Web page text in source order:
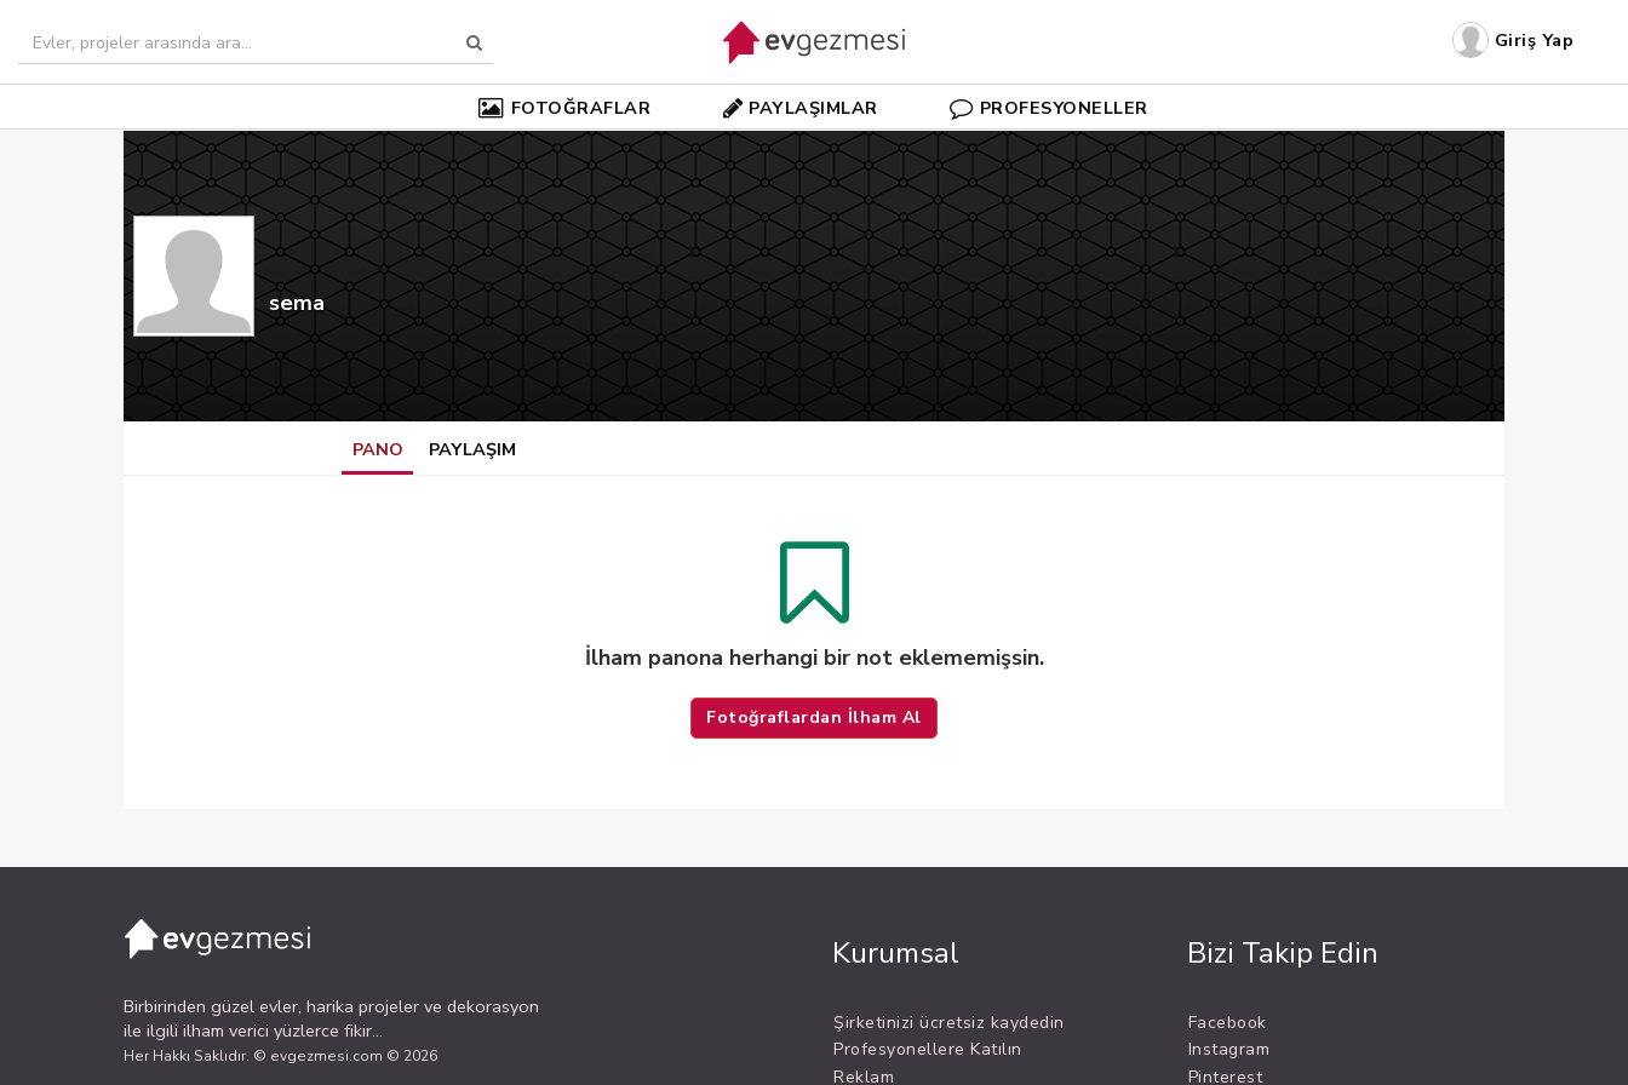
Giriş Yap
FOTOĞRAFLAR PAYLAŞIMLAR PROFESYONELLER
sema
PANO PAYLAŞIM
İlham panona herhangi bir not eklememişsin.
Fotoğraflardan İlham Al
Birbirinden güzel evler, harika projeler ve dekorasyon
ile ilgili ilham verici yüzlerce fikir...
Her Hakkı Saklıdır. © evgezmesi.com © 2026
Kurumsal
Şirketinizi ücretsiz kaydedin
Profesyonellere Katılın
Reklam
Bizi Takip Edin
Facebook
Instagram
Pinterest